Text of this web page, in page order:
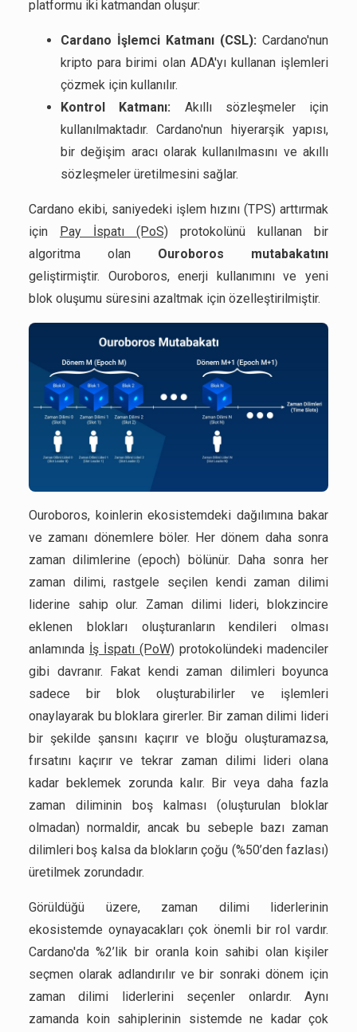
platformu iki katmandan oluşur:
Cardano İşlemci Katmanı (CSL): Cardano'nun
kripto para birimi olan ADA'yı kullanan işlemleri
çözmek için kullanılır.
Kontrol Katmanı: Akıllı sözleşmeler için
kullanılmaktadır. Cardano'nun hiyerarşik yapısı,
bir değişim aracı olarak kullanılmasını ve akıllı
sözleşmeler üretilmesini sağlar.
Cardano ekibi, saniyedeki işlem hızını (TPS) arttırmak
için Pay İspatı (PoS) protokolünü kullanan bir
algoritma olan Ouroboros mutabakatını
geliştirmiştir. Ouroboros, enerji kullanımını ve yeni
blok oluşumu süresini azaltmak için özelleştirilmiştir.
Ouroboros, koinlerin ekosistemdeki dağılımına bakar
ve zamanı dönemlere böler. Her dönem daha sonra
zaman dilimlerine (epoch) bölünür. Daha sonra her
zaman dilimi, rastgele seçilen kendi zaman dilimi
liderine sahip olur. Zaman dilimi lideri, blokzincire
eklenen blokları oluşturanların kendileri olması
anlamında İş İspatı (PoW) protokolündeki madenciler
gibi davranır. Fakat kendi zaman dilimleri boyunca
sadece bir blok oluşturabilirler ve işlemleri
onaylayarak bu bloklara girerler. Bir zaman dilimi lideri
bir şekilde şansını kaçırır ve bloğu oluşturamazsa,
fırsatını kaçırır ve tekrar zaman dilimi lideri olana
kadar beklemek zorunda kalır. Bir veya daha fazla
zaman diliminin boş kalması (oluşturulan bloklar
olmadan) normaldir, ancak bu sebeple bazı zaman
dilimleri boş kalsa da blokların çoğu (%50’den fazlası)
üretilmek zorundadır.
Görüldüğü üzere, zaman dilimi liderlerinin
ekosistemde oynayacakları çok önemli bir rol vardır.
Cardano'da %2’lik bir oranla koin sahibi olan kişiler
seçmen olarak adlandırılır ve bir sonraki dönem için
zaman dilimi liderlerini seçenler onlardır. Aynı
zamanda koin sahiplerinin sistemde ne kadar çok